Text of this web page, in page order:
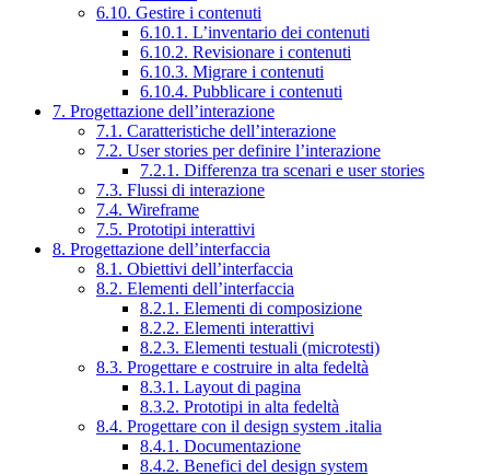
6.10. Gestire i contenuti
6.10.1. L’inventario dei contenuti
6.10.2. Revisionare i contenuti
6.10.3. Migrare i contenuti
6.10.4. Pubblicare i contenuti
7. Progettazione dell’interazione
7.1. Caratteristiche dell’interazione
7.2. User stories per definire l’interazione
7.2.1. Differenza tra scenari e user stories
7.3. Flussi di interazione
7.4. Wireframe
7.5. Prototipi interattivi
8. Progettazione dell’interfaccia
8.1. Obiettivi dell’interfaccia
8.2. Elementi dell’interfaccia
8.2.1. Elementi di composizione
8.2.2. Elementi interattivi
8.2.3. Elementi testuali (microtesti)
8.3. Progettare e costruire in alta fedeltà
8.3.1. Layout di pagina
8.3.2. Prototipi in alta fedeltà
8.4. Progettare con il design system .italia
8.4.1. Documentazione
8.4.2. Benefici del design system